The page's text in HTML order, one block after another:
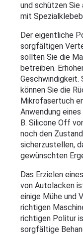
und schützen
mit
Der eigentliche
sorgfältigen
sollten Sie die
betreiben.
können Sie die
Mikrofasertuch
Anwendung
B. Silicone Off
noch den
sicherzustellen,
gewünschten
Das Erzielen
von Autolacken
einige Mühe und
richtigen
richtigen Politur
sorgfältige